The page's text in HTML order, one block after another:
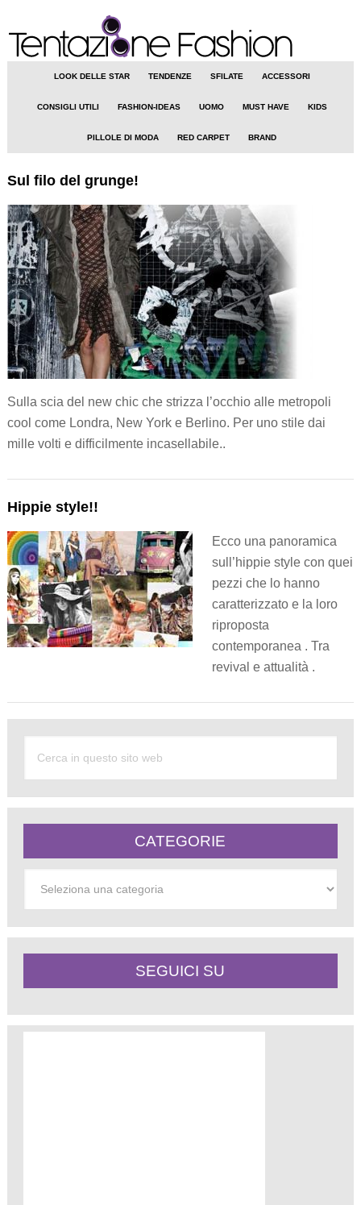
LOOK DELLE STAR TENDENZE SFILATE ACCESSORI
CONSIGLI UTILI FASHION-IDEAS UOMO MUST HAVE KIDS
PILLOLE DI MODA RED CARPET BRAND
Sul filo del grunge!
Sulla scia del new chic che strizza l’occhio alle metropoli
cool come Londra, New York e Berlino. Per uno stile dai
mille volti e difficilmente incasellabile..
Hippie style!!
Ecco una panoramica
sull’hippie style con quei
pezzi che lo hanno
caratterizzato e la loro
riproposta
contemporanea . Tra
revival e attualità .
CATEGORIE
SEGUICI SU